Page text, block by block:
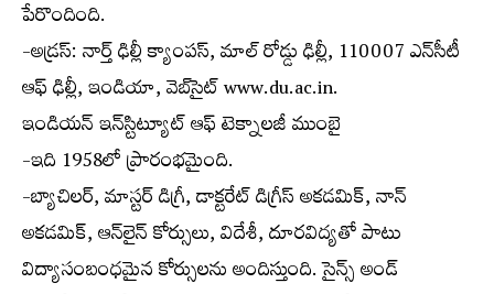
పేరొందింది.
-అడ్రస్: నార్త్ ఢిల్లీ క్యాంపస్, మాల్ రోడ్డు ఢిల్లీ, 110007 ఎన్‌సీటీ
ఆఫ్ ఢిల్లీ, ఇండియా, వెబ్‌సైట్ www.du.ac.in.
ఇండియన్ ఇన్‌స్టిట్యూట్ ఆఫ్ టెక్నాలజీ ముంబై
-ఇది 1958లో ప్రారంభమైంది.
-బ్యాచిలర్, మాస్టర్ డిగ్రీ, డాక్టరేట్ డిగ్రీస్ అకడమిక్, నాన్
అకడమిక్, ఆన్‌లైన్ కోర్సులు, విదేశీ, దూరవిద్యతో పాటు
విద్యాసంబంధమైన కోర్సులను అందిస్తుంది. సైన్స్ అండ్